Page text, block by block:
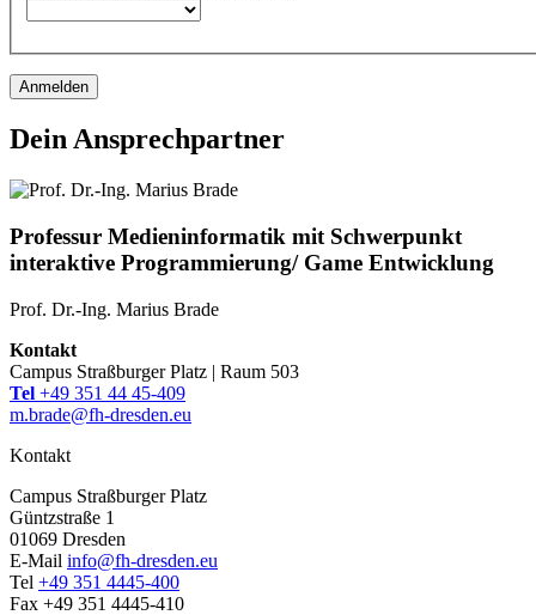
Anmelden
Dein Ansprechpartner
Professur Medieninformatik mit Schwerpunkt
interaktive Programmierung/ Game Entwicklung
Prof. Dr.-Ing. Marius Brade
Kontakt
Campus Straßburger Platz | Raum 503
Tel +49 351 44 45-409
m.brade@fh-dresden.eu
Kontakt
Campus Straßburger Platz
Güntzstraße 1
01069 Dresden
E-Mail info@fh-dresden.eu
Tel +49 351 4445-400
Fax +49 351 4445-410